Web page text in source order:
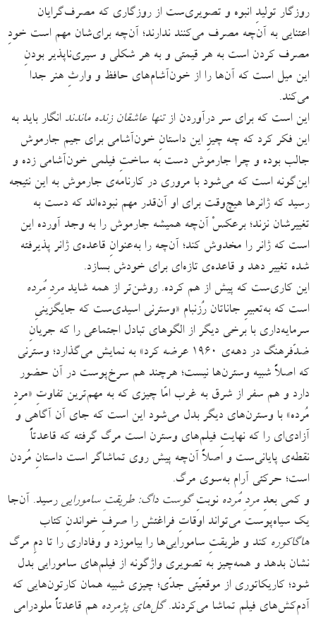
روزگار تولیدِ انبوه و تصویری‌ست از روزگاری که مصرف‌گرایان
اعتنایی به آن‌چه مصرف می‌کنند ندارند؛ آن‌چه برای‌شان مهم است خودِ
مصرف کردن است به هر قیمتی و به هر شکلی و سیری‌ناپذیر بودنِ
این میل است که آن‌ها را از خون‌آشام‌های حافظ و وارثِ هنر جدا
می‌کند.
این است که برای سر درآوردن از تنها عاشقان زنده ماندند انگار باید به
این فکر کرد که چه چیزِ این داستانِ خون‌آشامی برای جیم جارموش
جالب بوده و چرا جارموش دست به ساختِ فیلمی خون‌آشامی زده و
این‌گونه است که می‌شود با مروری در کارنامه‌ی جارموش به این نتیجه
رسید که ژانرها هیچ‌وقت برای او آن‌قدر مهم نبوده‌اند که دست به
تغییرشان نزند؛ برعکسْ آن‌چه همیشه جارموش را به وجد آورده این
است که ژانر را مخدوش کند؛ آن‌چه را به‌عنوانِ قاعده‌ی ژانر پذیرفته
شده تغییر دهد و قاعده‌ی تازه‌ای برای خودش بسازد.
این کاری‌ست که پیش از هم کرده. روشن‌تر از همه شایدمردِ مُرده
است که به‌تعبیرِ جاناتان رُزنبام «وسترنی اسیدی‌ست که جایگزینیِ
سرمایه‌داری با برخی دیگر از الگوهای تبادل اجتماعی را که جریانِ
ضدّفرهنگ در دهه‌ی ١٩۶٠ عرضه کرد» به نمایش می‌گذارد؛ وسترنی
که اصلاً شبیه وسترن‌ها نیست؛ هرچند هم سرخ‌پوست در آن حضور
دارد و هم سفر از شرق به غرب امّا چیزی که به مهم‌ترین تفاوتِ «مردِ
مُرده» با وسترن‌های دیگر بدل می‌شود این است که جای آن آگاهی و
آزادی‌ای را که نهایتِ فیلم‌های وسترن است مرگ گرفته که قاعدتاً
نقطه‌ی پایانی‌ست و اصلاً آن‌چه پیش روی تماشاگر است داستانِ مُردن
است؛ حرکتی آرام به‌سوی مرگ.
و کمی بعدِمردِ مُرده نوبتِگوست داگ: طریقتِ سامورایی رسید. آن‌جا
یک سیاه‌پوست می‌تواند اوقاتِ فراغتش را صرفِ خواندنِ کتاب
هاگاکوره کند و طریقتِ سامورایی‌ها را بیاموزد و وفاداری را تا دمِ مرگ
نشان بدهد و همه‌چیز به تصویری واژگونه از فیلم‌های سامورایی بدل
شود؛ کاریکاتوری از موقعیّتی جدّی؛ چیزی شبیه همان کارتون‌هایی که
آدم‌کش‌های فیلم تماشا می‌کردند.گل‌های پژمرده هم قاعدتاً ملودرامی